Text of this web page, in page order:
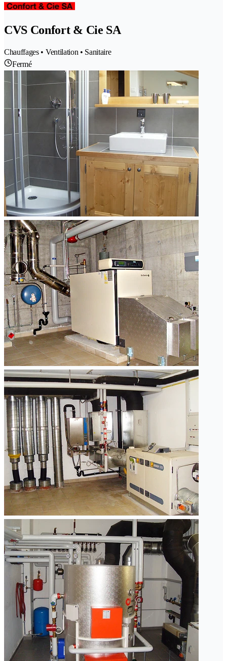
CVS Confort & Cie SA
Chauffages • Ventilation • Sanitaire
Fermé